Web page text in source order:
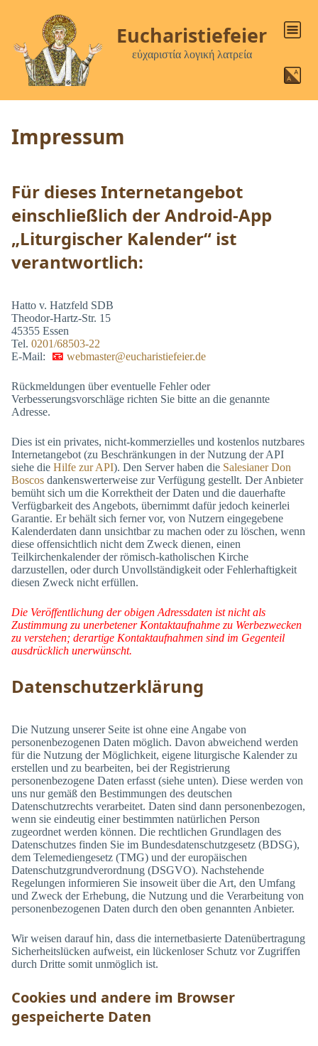
Eucharistiefeier
εὐχαριστία λογική λατρεία
Impressum
Für dieses Internetangebot
einschließlich der Android-App
„Liturgischer Kalender“ ist
verantwortlich:
Hatto v. Hatzfeld SDB
Theodor-Hartz-Str. 15
45355 Essen
Tel. 0201/68503-22
E-Mail:
webmaster@eucharistiefeier.de
Rückmeldungen über eventuelle Fehler oder
Verbesserungsvorschläge richten Sie bitte an die genannte
Adresse.
Dies ist ein privates, nicht-kommerzielles und kostenlos nutzbares
Internetangebot (zu Beschränkungen in der Nutzung der API
siehe die Hilfe zur API). Den Server haben die Salesianer Don
Boscos dankenswerterweise zur Verfügung gestellt. Der Anbieter
bemüht sich um die Korrektheit der Daten und die dauerhafte
Verfügbarkeit des Angebots, übernimmt dafür jedoch keinerlei
Garantie. Er behält sich ferner vor, von Nutzern eingegebene
Kalenderdaten dann unsichtbar zu machen oder zu löschen, wenn
diese offensichtlich nicht dem Zweck dienen, einen
Teilkirchenkalender der römisch-katholischen Kirche
darzustellen, oder durch Unvollständigkeit oder Fehlerhaftigkeit
diesen Zweck nicht erfüllen.
Die Veröffentlichung der obigen Adressdaten ist nicht als
Zustimmung zu unerbetener Kontaktaufnahme zu Werbezwecken
zu verstehen; derartige Kontaktaufnahmen sind im Gegenteil
ausdrücklich unerwünscht.
Datenschutzerklärung
Die Nutzung unserer Seite ist ohne eine Angabe von
personenbezogenen Daten möglich. Davon abweichend werden
für die Nutzung der Möglichkeit, eigene liturgische Kalender zu
erstellen und zu bearbeiten, bei der Registrierung
personenbezogene Daten erfasst (siehe unten). Diese werden von
uns nur gemäß den Bestimmungen des deutschen
Datenschutzrechts verarbeitet. Daten sind dann personenbezogen,
wenn sie eindeutig einer bestimmten natürlichen Person
zugeordnet werden können. Die rechtlichen Grundlagen des
Datenschutzes finden Sie im Bundesdatenschutzgesetz (BDSG),
dem Telemediengesetz (TMG) und der europäischen
Datenschutzgrundverordnung (DSGVO). Nachstehende
Regelungen informieren Sie insoweit über die Art, den Umfang
und Zweck der Erhebung, die Nutzung und die Verarbeitung von
personenbezogenen Daten durch den oben genannten Anbieter.
Wir weisen darauf hin, dass die internetbasierte Datenübertragung
Sicherheitslücken aufweist, ein lückenloser Schutz vor Zugriffen
durch Dritte somit unmöglich ist.
Cookies und andere im Browser
gespeicherte Daten